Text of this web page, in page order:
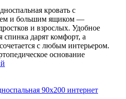
кровать с
и большим ящиком —
и взрослых. Удобное
спинка дарят комфорт, а
с любым интерьером.
основание